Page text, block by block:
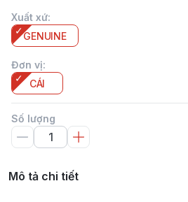
Xuất xứ:
GENUINE
Đơn vị:
CÁI
Số lượng
Mô tả chi tiết